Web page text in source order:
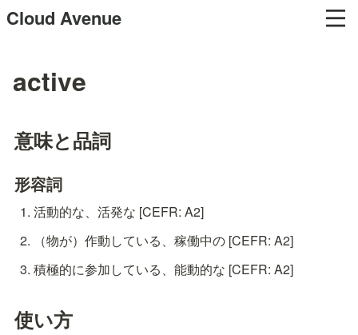
Cloud Avenue
active
意味と品詞
形容詞
活動的な、活発な [CEFR: A2]
（物が）作動している、稼働中の [CEFR: A2]
積極的に参加している、能動的な [CEFR: A2]
使い方